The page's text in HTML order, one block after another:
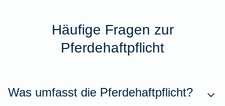
Häufige Fragen zur
Pferdehaftpflicht
Was umfasst die Pferdehaftpflicht?